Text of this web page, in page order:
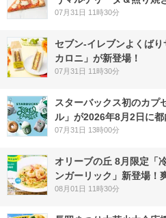
07月31日 11時30分
セブン‐イレブンよくば
カロニ」が新登場！
07月31日 11時30分
スターバックス初のカプ
ル」が2026年8月2日に
07月31日 13時00分
オリーブの丘 8月限定「
ンガーリック」新登場！
08月01日 11時30分